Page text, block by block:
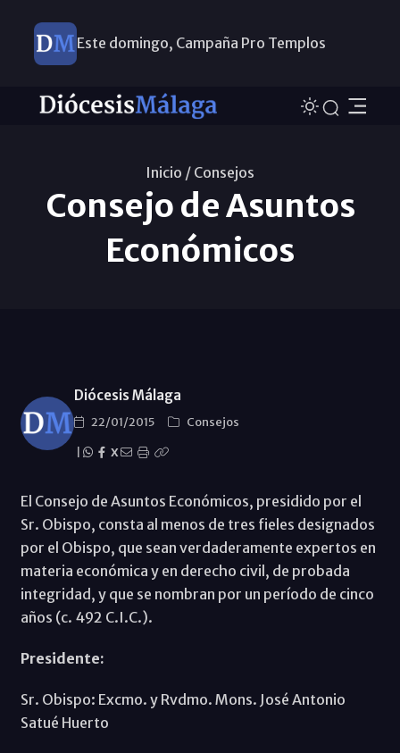
Este domingo, Campaña Pro Templos
Inicio / Consejos
Consejo de Asuntos
Económicos
Diócesis Málaga
22/01/2015
Consejos
X
El Consejo de Asuntos Económicos, presidido por el
Sr. Obispo, consta al menos de tres fieles designados
por el Obispo, que sean verdaderamente expertos en
materia económica y en derecho civil, de probada
integridad, y que se nombran por un período de cinco
años (c. 492 C.I.C.).
Presidente:
Sr. Obispo: Excmo. y Rvdmo. Mons. José Antonio
Satué Huerto